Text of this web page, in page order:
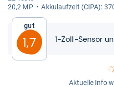
20,2 MP
Akku­lauf­zeit (CIPA):
Gut
1,7 1-​​Zoll-​​Sen­sor
Aktuelle Info